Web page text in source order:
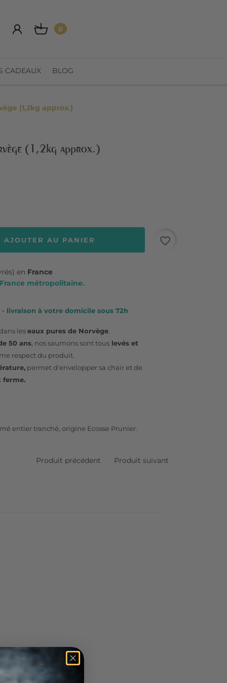
0
CADEAUX BLOG
(1,2kg approx.)
(1,2kg approx.)
AJOUTER AU PANIER favorite_border
en France
métropolitaine.
livraison à votre domicile sous 72h
leseaux pures de Norvège
50 ans , nos saumons sont tous levés et
respect du produit.
permet d'envelopper sa chair et de
ferme.
entier tranché, origine Ecosse Prunier.
Produit précédent Produit suivant